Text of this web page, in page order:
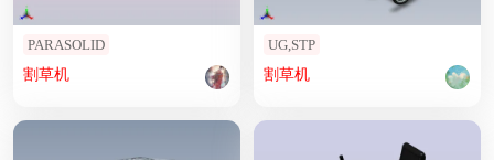
PARASOLID
割草机
UG,STP
割草机